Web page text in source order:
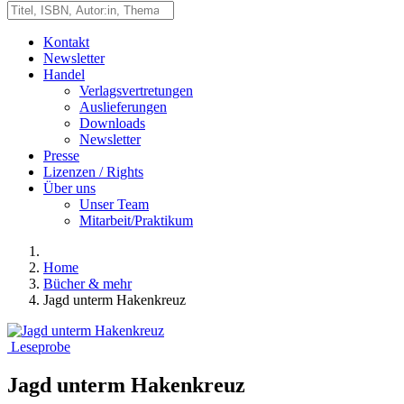
Kontakt
Newsletter
Handel
Verlagsvertretungen
Auslieferungen
Downloads
Newsletter
Presse
Lizenzen / Rights
Über uns
Unser Team
Mitarbeit/Praktikum
Home
Bücher & mehr
Jagd unterm Hakenkreuz
Leseprobe
Jagd unterm Hakenkreuz